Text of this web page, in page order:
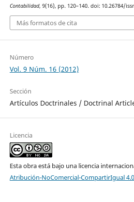
Contabilidad, 9(16), pp. 120–140. doi: 10.26784/
Más formatos de cita
Número
Vol. 9 Núm. 16 (2012)
Sección
Artículos Doctrinales / Doctrinal
Licencia
Esta obra está bajo una licencia
Atribución-NoComercial-CompartirIgual 4.0